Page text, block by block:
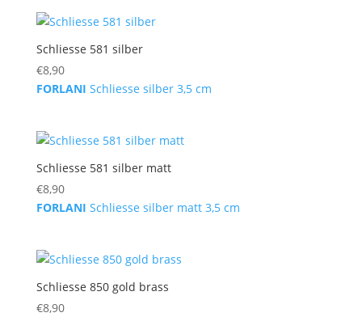
Schliesse 581 silber
€8,90
FORLANI Schliesse silber 3,5 cm
Schliesse 581 silber matt
€8,90
FORLANI Schliesse silber matt 3,5 cm
Schliesse 850 gold brass
€8,90